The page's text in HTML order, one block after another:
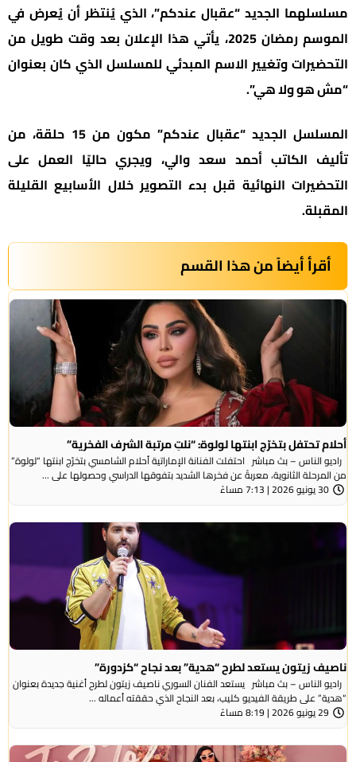
مسلسلهما الجديد “عقبال عندكم”، الذي يُنتظر أن يُعرض في
الموسم رمضان 2025، يأتي هذا الإعلان بعد وقت طويل من
التحضيرات وتغيير الاسم المبدئي للمسلسل الذي كان بعنوان
“مش هو ولا هي”.
المسلسل الجديد “عقبال عندكم” مكون من 15 حلقة، من
تأليف الكاتب أحمد سعد والي، ويجري حاليًا العمل على
التحضيرات النهائية قبل بدء التصوير خلال الأسابيع القليلة
المقبلة.
أقرأ أيضاً من هذا القسم
أحلام تحتفل بتخرّج ابنتها لولوة: “نلتِ مرتبة الشرف الفخرية”
راديو الناس – بث مباشر احتفلت الفنانة الإماراتية أحلام الشامسي بتخرّج ابنتها “لولوة”
من المرحلة الثانوية، معربةً عن فخرها الشديد بتفوقها الدراسي وحصولها على ...
30 يونيو 2026 | 7:13 مساءً
ناصيف زيتون يستعد لطرح “هدية” بعد نجاح “كزدورة”
راديو الناس – بث مباشر يستعد الفنان السوري ناصيف زيتون لطرح أغنية جديدة بعنوان
“هدية” على طريقة الفيديو كليب، بعد النجاح الذي حققته أعماله ...
29 يونيو 2026 | 8:19 مساءً